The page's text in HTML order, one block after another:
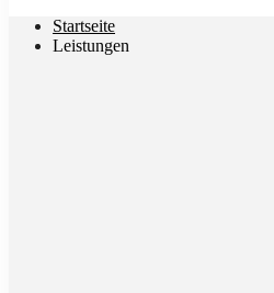
Startseite
Leistungen